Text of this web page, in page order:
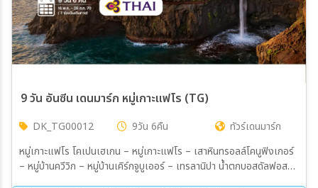
9 วัน อันซีน เดนมาร์ก หมู่เกาะแฟโร (TG)
DK_TG00012 9วัน 6คืน
ทัวร์เดนมาร์ก
หมู่เกาะแฟโร โคเปนเฮเกน – หมู่เกาะแฟโร – เสาหินทรอลล์โคนูฟิงเกอร์
– หมู่บ้านควีวิก – หมู่บ้านเคิร์กจูบูเออร์ – เทรลานิปา น้ำตกบอสดัลฟอสซูร์